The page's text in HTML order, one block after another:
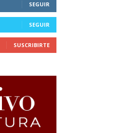
SEGUIR
SEGUIR
SUSCRIBIRTE